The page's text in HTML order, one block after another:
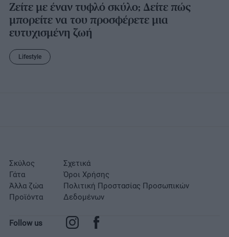
Ζείτε με έναν τυφλό σκύλο; Δείτε πώς
μπορείτε να του προσφέρετε μια
ευτυχισμένη ζωή
Lifestyle
Σκύλος
Γάτα
Άλλα ζώα
Προϊόντα
Σχετικά
Όροι Χρήσης
Πολιτική Προστασίας Προσωπικών
Δεδομένων
Follow us